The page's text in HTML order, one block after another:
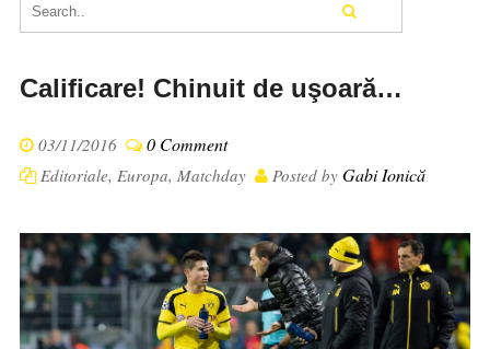
Calificare! Chinuit de uşoară…
03/11/2016 0 Comment
Editoriale, Europa, Matchday Posted by Gabi Ionică